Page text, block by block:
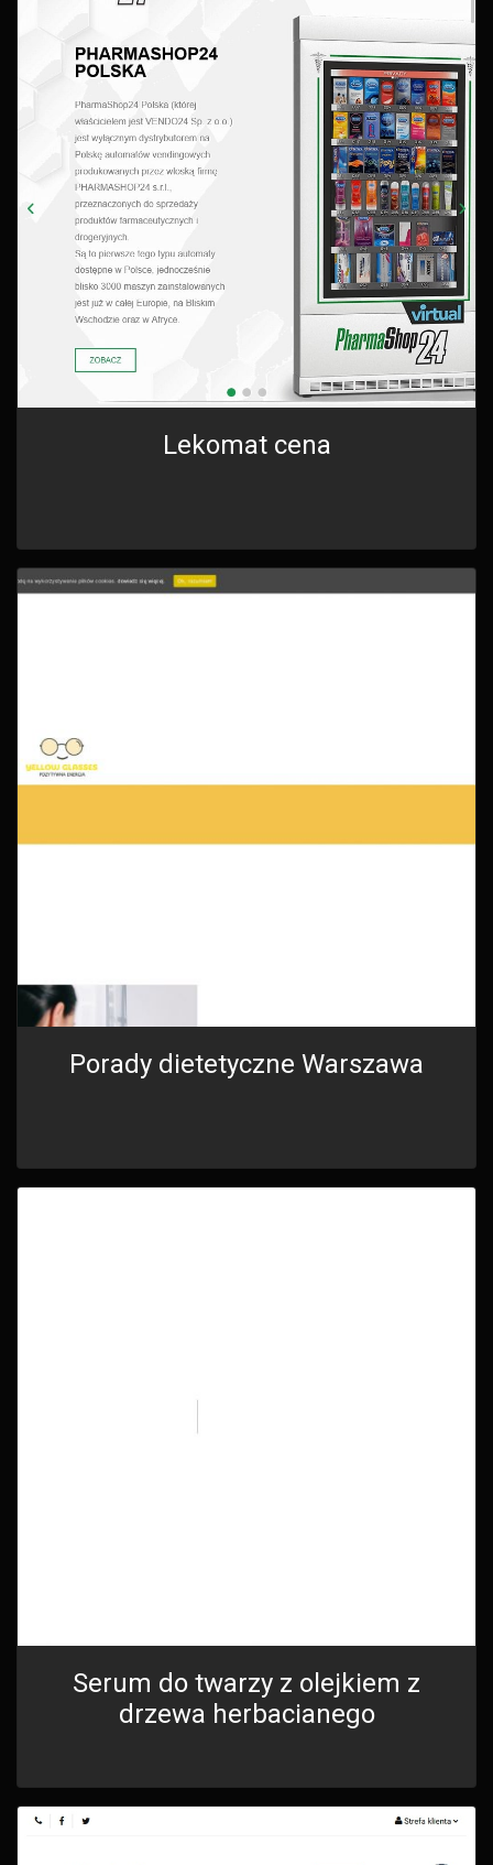
Lekomat cena
Porady dietetyczne Warszawa
Serum do twarzy z olejkiem z
drzewa herbacianego